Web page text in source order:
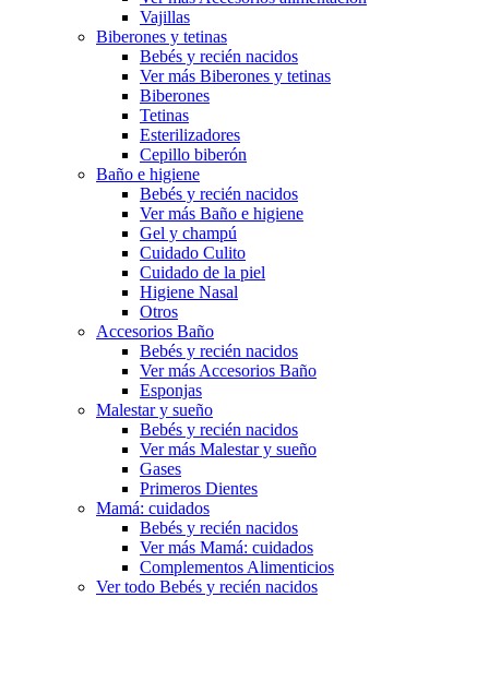
Vajillas
Biberones y tetinas
Bebés y recién nacidos
Ver más Biberones y tetinas
Biberones
Tetinas
Esterilizadores
Cepillo biberón
Baño e higiene
Bebés y recién nacidos
Ver más Baño e higiene
Gel y champú
Cuidado Culito
Cuidado de la piel
Higiene Nasal
Otros
Accesorios Baño
Bebés y recién nacidos
Ver más Accesorios Baño
Esponjas
Malestar y sueño
Bebés y recién nacidos
Ver más Malestar y sueño
Gases
Primeros Dientes
Mamá: cuidados
Bebés y recién nacidos
Ver más Mamá: cuidados
Complementos Alimenticios
Ver todo Bebés y recién nacidos